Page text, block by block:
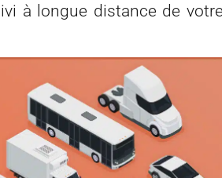
à longue distance de